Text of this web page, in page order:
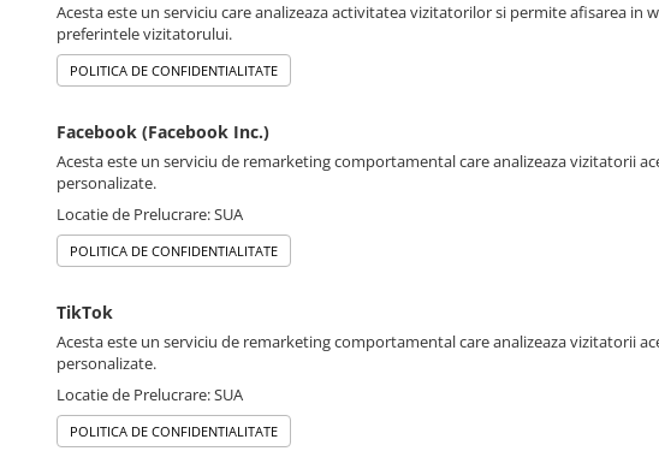
Acesta este un serviciu care analizeaza activitatea vizitatorilor si permite afisarea
preferintele vizitatorului.
POLITICA DE CONFIDENTIALITATE
Facebook (Facebook Inc.)
Acesta este un serviciu de remarketing comportamental care analizeaza vizitatorii
personalizate.
Locatie de Prelucrare: SUA
POLITICA DE CONFIDENTIALITATE
TikTok
Acesta este un serviciu de remarketing comportamental care analizeaza vizitatorii
personalizate.
Locatie de Prelucrare: SUA
POLITICA DE CONFIDENTIALITATE